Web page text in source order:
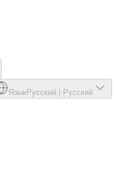
ЯзыкРусский Русский